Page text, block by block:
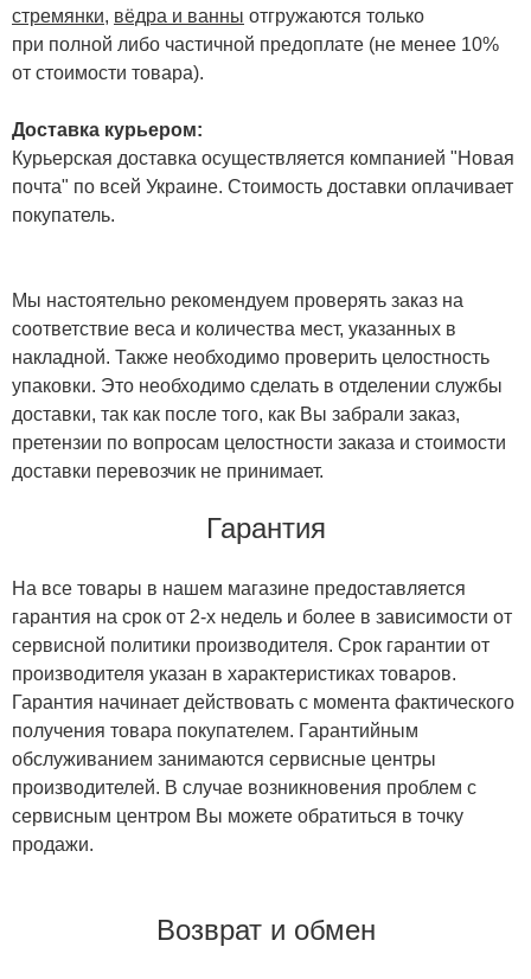
стремянки, вёдра и ванны отгружаются только
при полной либо частичной предоплате (не менее 10%
от стоимости товара).
Доставка курьером:
Курьерская доставка осуществляется компанией "Новая
почта" по всей Украине. Стоимость доставки оплачивает
покупатель.
Мы настоятельно рекомендуем проверять заказ на
соответствие веса и количества мест, указанных в
накладной. Также необходимо проверить целостность
упаковки. Это необходимо сделать в отделении службы
доставки, так как после того, как Вы забрали заказ,
претензии по вопросам целостности заказа и стоимости
доставки перевозчик не принимает.
Гарантия
На все товары в нашем магазине предоставляется
гарантия на срок от 2-х недель и более в зависимости от
сервисной политики производителя. Срок гарантии от
производителя указан в характеристиках товаров.
Гарантия начинает действовать с момента фактического
получения товара покупателем. Гарантийным
обслуживанием занимаются сервисные центры
производителей. В случае возникновения проблем с
сервисным центром Вы можете обратиться в точку
продажи.
Возврат и обмен